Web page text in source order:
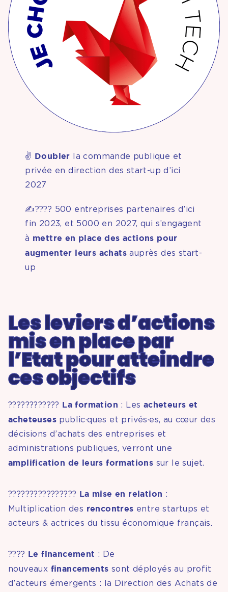
✌️ Doubler la commande publique et
privée en direction des start-up d’ici
2027
✍???? 500 entreprises partenaires d’ici
fin 2023, et 5000 en 2027, qui s’engagent
à mettre en place des actions pour
augmenter leurs achats auprès des start-
up
Les leviers d’actions
mis en place par
l’Etat pour atteindre
ces objectifs
????????‍???? La formation : Les acheteurs et
acheteuses public·ques et privés·es, au cœur des
décisions d’achats des entreprises et
administrations publiques, verront une
amplification de leurs formations sur le sujet.
????????‍???????? La mise en relation :
Multiplication des rencontres entre startups et
acteurs & actrices du tissu économique français.
???? Le financement : De
nouveaux financements sont déployés au profit
d’acteurs émergents : la Direction des Achats de